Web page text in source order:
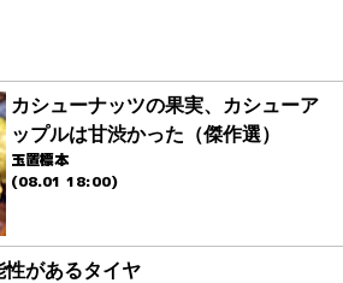
カシューナッツの果実、カシューア
ップルは甘渋かった（傑作選）
玉置標本
(08.01 18:00)
性があるタイヤ